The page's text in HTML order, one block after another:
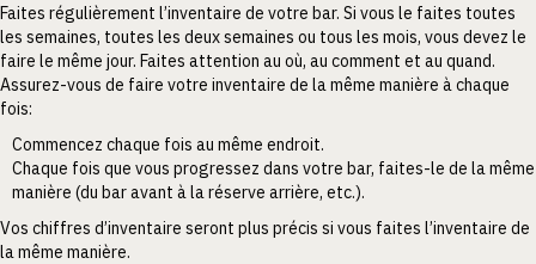
Faites régulièrement l’inventaire de votre bar. Si vous le faites toutes
les semaines, toutes les deux semaines ou tous les mois, vous devez le
faire le même jour. Faites attention au où, au comment et au quand.
Assurez-vous de faire votre inventaire de la même manière à chaque
fois:
Commencez chaque fois au même endroit.
Chaque fois que vous progressez dans votre bar, faites-le de la même
manière (du bar avant à la réserve arrière, etc.).
Vos chiffres d’inventaire seront plus précis si vous faites l’inventaire de
la même manière.